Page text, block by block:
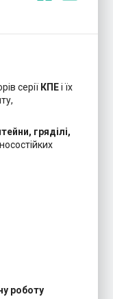
серії КПЕі їх
гряділі,
роботу